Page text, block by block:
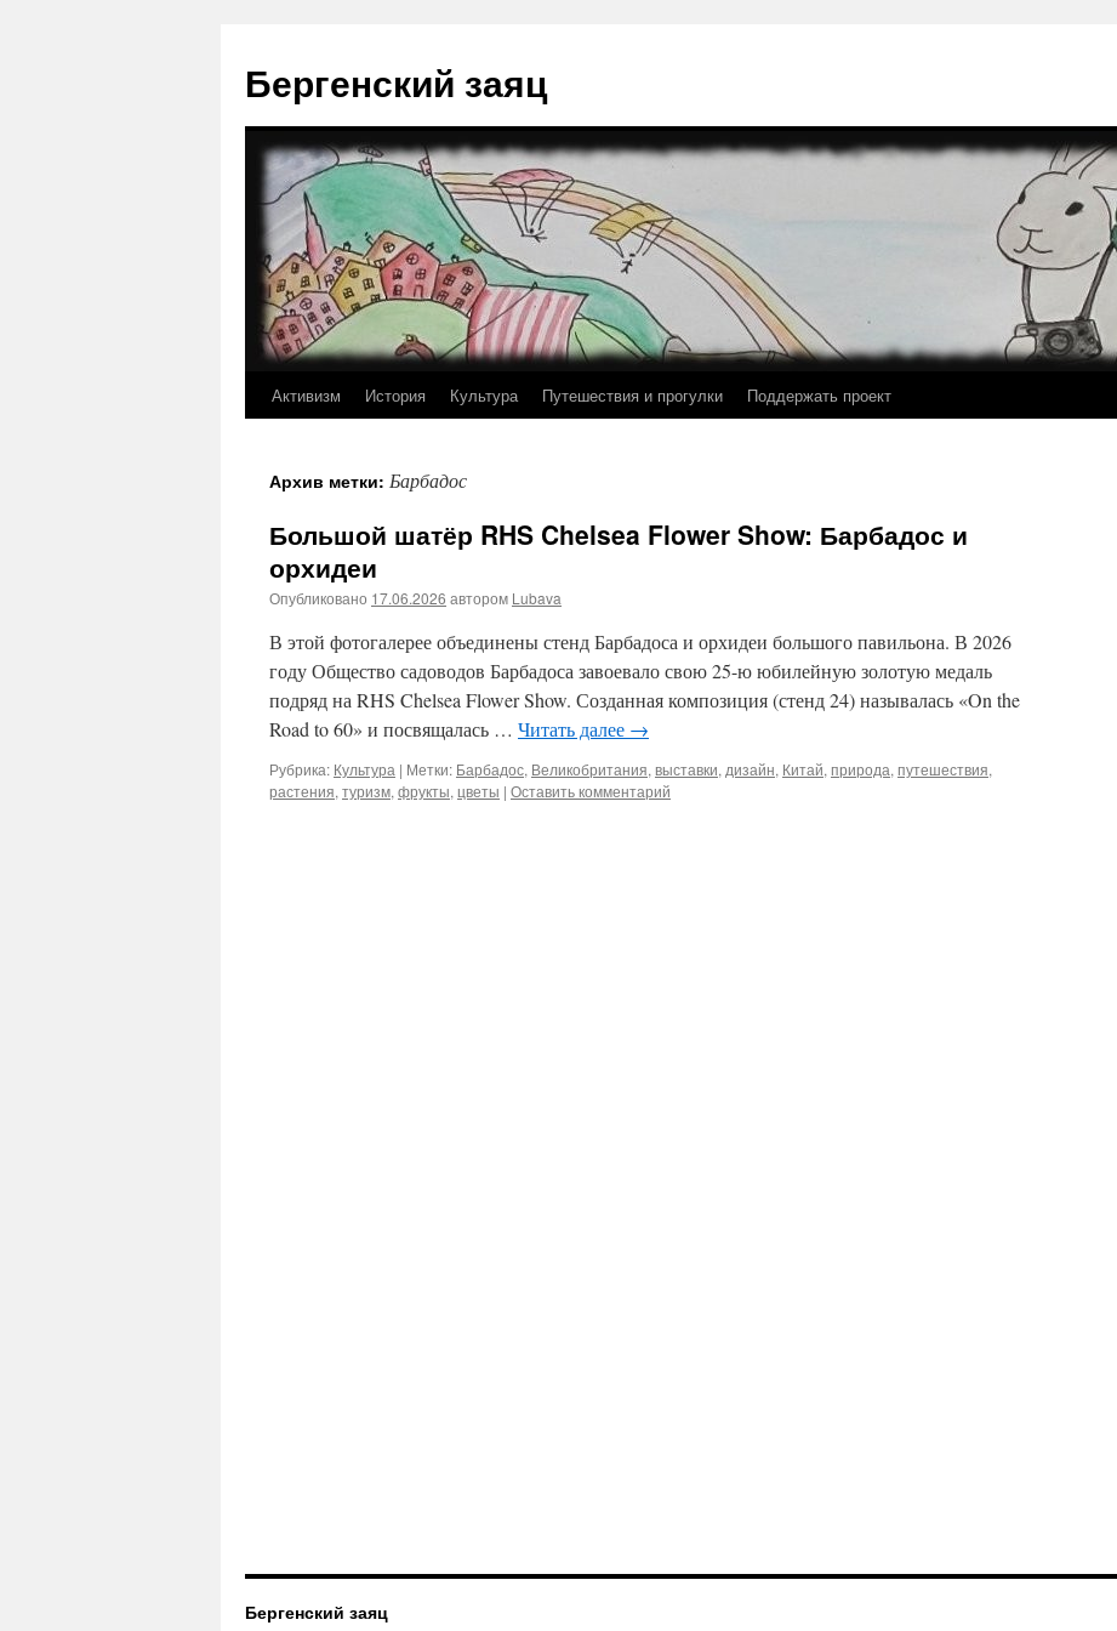
содержимому
Бергенский заяц
Активизм История Культура Путешествия и прогулки Поддержать проект
Архив метки: Барбадос
Большой шатёр RHS Chelsea Flower Show: Барбадос и
орхидеи
Опубликовано 17.06.2026 автором Lubava
В этой фотогалерее объединены стенд Барбадоса и орхидеи большого павильона. В 2026
году Общество садоводов Барбадоса завоевало свою 25-ю юбилейную золотую медаль
подряд на RHS Chelsea Flower Show. Созданная композиция (стенд 24) называлась «On the
Road to 60» и посвящалась … Читать далее →
Рубрика: Культура | Метки: Барбадос, Великобритания, выставки, дизайн, Китай, природа, путешествия,
растения, туризм, фрукты, цветы | Оставить комментарий
Бергенский заяц